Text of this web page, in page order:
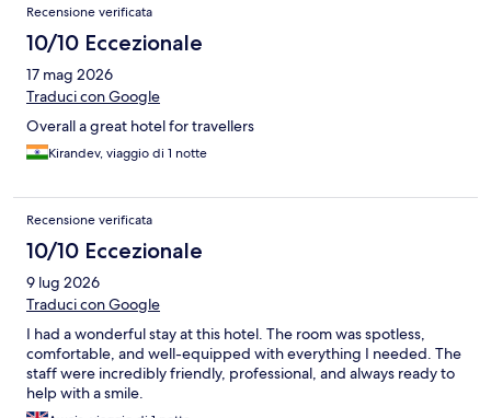
Recensione verificata
10/10 Eccezionale
17 mag 2026
Traduci con Google
Overall a great hotel for travellers
Kirandev, viaggio di 1 notte
Recensione verificata
10/10 Eccezionale
9 lug 2026
Traduci con Google
I had a wonderful stay at this hotel. The room was spotless,
comfortable, and well-equipped with everything I needed. The
staff were incredibly friendly, professional, and always ready to
help with a smile.